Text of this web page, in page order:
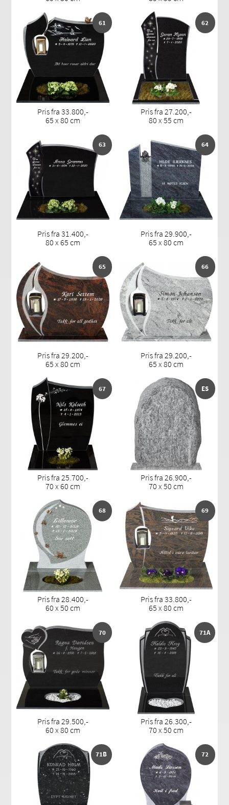
61
Pris fra 33.800,-
65 x 80 cm
62
Pris fra 27.200,-
80 x 55 cm
63
Pris fra 31.400,-
80 x 65 cm
64
Pris fra 29.900,-
65 x 80 cm
65
Pris fra 29.200,-
65 x 80 cm
66
Pris fra 29.200,-
65 x 80 cm
67
Pris fra 25.700,-
70 x 60 cm
ES
Pris fra 26.900,-
70 x 50 cm
68
Pris fra 28.400,-
60 x 50 cm
69
Pris fra 33.800,-
65 x 80 cm
70
Pris fra 29.500,-
60 x 80 cm
71A
Pris fra 26.300,-
70 x 50 cm
71B 72